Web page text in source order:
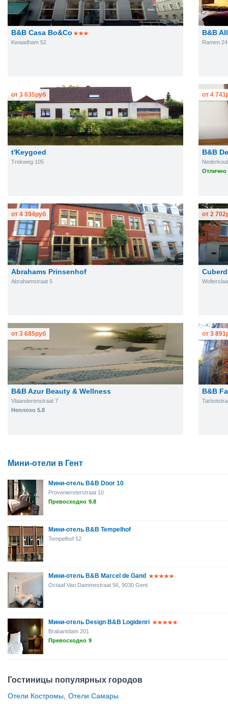
B&B Casa Bo&Co
Kwaadham 52
B&B
Ramen 24
t'Keygoed
Trekweg 105
от 3 635руб
B&B
Отлично
от 4 741
Abrahams Prinsenhof
Abrahamstraat 5
от 4 394руб от 2 702
B&B Azur Beauty & Wellness
Vlaanderenstraat 7
Неплохо 5.8
от 3 685руб
B&B
от 3 891
Мини-отели в Гент
Мини-отель B&B Door 10
Proveniersterstraat 10
Превосходно 9.8
Мини-отель B&B Tempelhof
Tempelhof 52
Мини-отель B&B Marcel de Gand
Octaaf Van Dammestraat 56, 9030 Gent
Мини-отель Design B&B Logidenri
Brabantdam 201
Превосходно 9
Гостиницы популярных городов
Отели Костромы Отели Самары